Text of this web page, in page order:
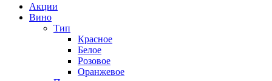
Акции
Вино
Тип
Красное
Белое
Розовое
Оранжевое